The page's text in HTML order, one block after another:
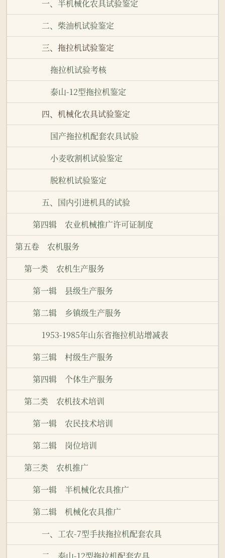
一、半机械化农具试验鉴定
二、柴油机试验鉴定
三、拖拉机试验鉴定
拖拉机试验考核
泰山-12型拖拉机鉴定
四、机械化农具试验鉴定
国产拖拉机配套农具试验
小麦收割机试验鉴定
脱粒机试验鉴定
五、国内引进机具的试验
第四辑 农业机械推广许可证制度
第五卷 农机服务
第一类 农机生产服务
第一辑 县级生产服务
第二辑 乡镇级生产服务
1953-1985年山东省拖拉机站增减表
第三辑 村级生产服务
第四辑 个体生产服务
第二类 农机技术培训
第一辑 农民技术培训
第二辑 岗位培训
第三类 农机推广
第一辑 半机械化农具推广
第二辑 机械化农具推广
一、工农-7型手扶拖拉机配套农具